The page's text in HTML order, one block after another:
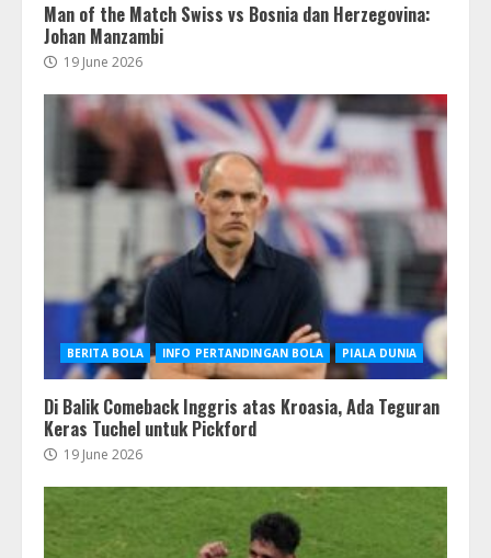
Man of the Match Swiss vs Bosnia dan Herzegovina:
Johan Manzambi
19 June 2026
BERITA BOLA INFO PERTANDINGAN BOLA PIALA DUNIA
Di Balik Comeback Inggris atas Kroasia, Ada Teguran
Keras Tuchel untuk Pickford
19 June 2026